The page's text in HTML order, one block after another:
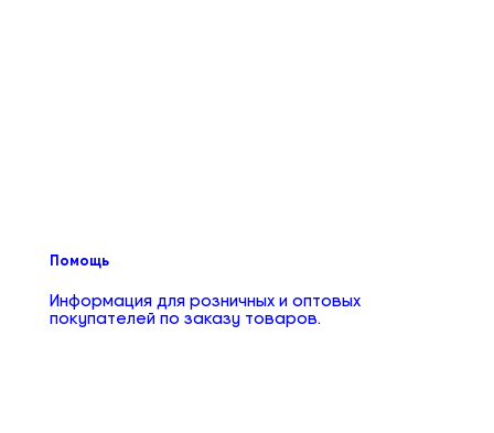
Помощь
Информация для розничных и оптовых
покупателей по заказу товаров.